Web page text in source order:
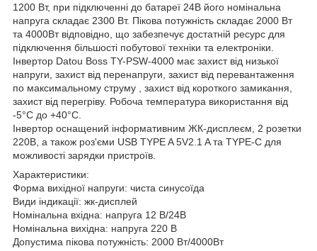
1200 Вт, при підключенні до батареї 24В його номінальна
напруга складає 2300 Вт. Пікова потужність складає 2000 Вт
та 4000Вт відповідно, що забезпечує достатній ресурс для
підключення більшості побутової техніки та електроніки.
Інвертор Datou Boss TY-PSW-4000 має захист від низької
напруги, захист від перенапруги, захист від перевантаження
по максимальному струму , захист від короткого замикання,
захист від перегріву. Робоча температура використання від
-5°С до +40°С.
Інвертор оснащений інформативним ЖК-дисплеєм, 2 розетки
220В, а також роз'єми USB TYPE A 5V2.1 A та TYPE-C для
можливості зарядки пристроїв.
Характеристики:
Форма вихідної напруги: чиста синусоїда
Види індикації: жк-дисплей
Номінальна вхідна: напруга 12 В/24В
Номінальна вихідна: напруга 220 В
Допустима пікова потужність: 2000 Вт/4000Вт